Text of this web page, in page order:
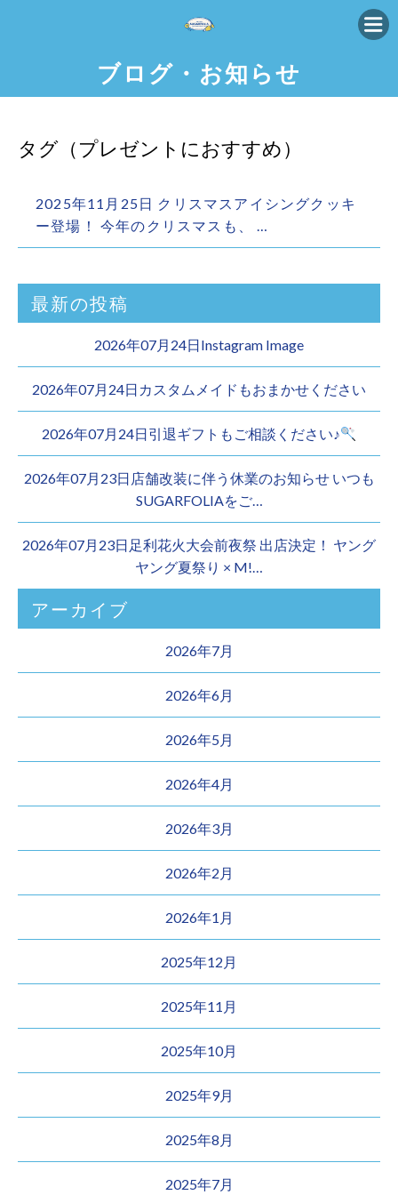
ブログ・お知らせ
タグ（プレゼントにおすすめ）
2025年11月25日 クリスマスアイシングクッキ
ー登場！ 今年のクリスマスも、 …
最新の投稿
2026年07月24日Instagram Image
2026年07月24日カスタムメイドもおまかせください︎
2026年07月24日引退ギフトもご相談ください♪
2026年07月23日店舗改装に伴う休業のお知らせ いつも
SUGARFOLIAをご…
2026年07月23日足利花火大会前夜祭 出店決定！ ヤング
ヤング夏祭り × M!…
アーカイブ
2026年7月
2026年6月
2026年5月
2026年4月
2026年3月
2026年2月
2026年1月
2025年12月
2025年11月
2025年10月
2025年9月
2025年8月
2025年7月